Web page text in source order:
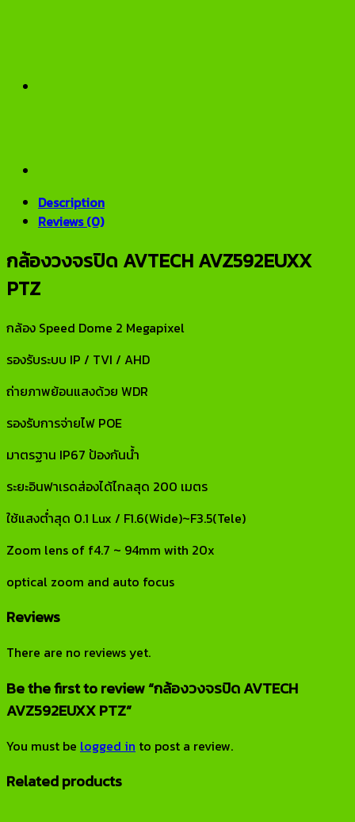
Description
Reviews (0)
กล้องวงจรปิด AVTECH AVZ592EUXX
PTZ
กล้อง Speed Dome 2 Megapixel
รองรับระบบ IP / TVI / AHD
ถ่ายภาพย้อนแสงด้วย WDR
รองรับการจ่ายไฟ POE
มาตรฐาน IP67 ป้องกันน้ำ
ระยะอินฟาเรดส่องได้ไกลสุด 200 เมตร
ใช้แสงต่ำสุด 0.1 Lux / F1.6(Wide)~F3.5(Tele)
Zoom lens of f4.7 ~ 94mm with 20x
optical zoom and auto focus
Reviews
There are no reviews yet.
Be the first to review “กล้องวงจรปิด AVTECH
AVZ592EUXX PTZ”
You must be logged in to post a review.
Related products